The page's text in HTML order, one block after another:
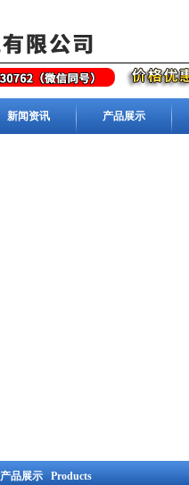
新闻资讯 产品展示
产品展示 Products